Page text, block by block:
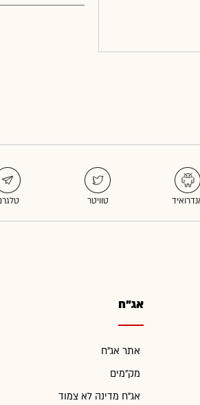
אג"ח
אתר אג"ח
מק"מים
אג"ח מדינה לא צמוד